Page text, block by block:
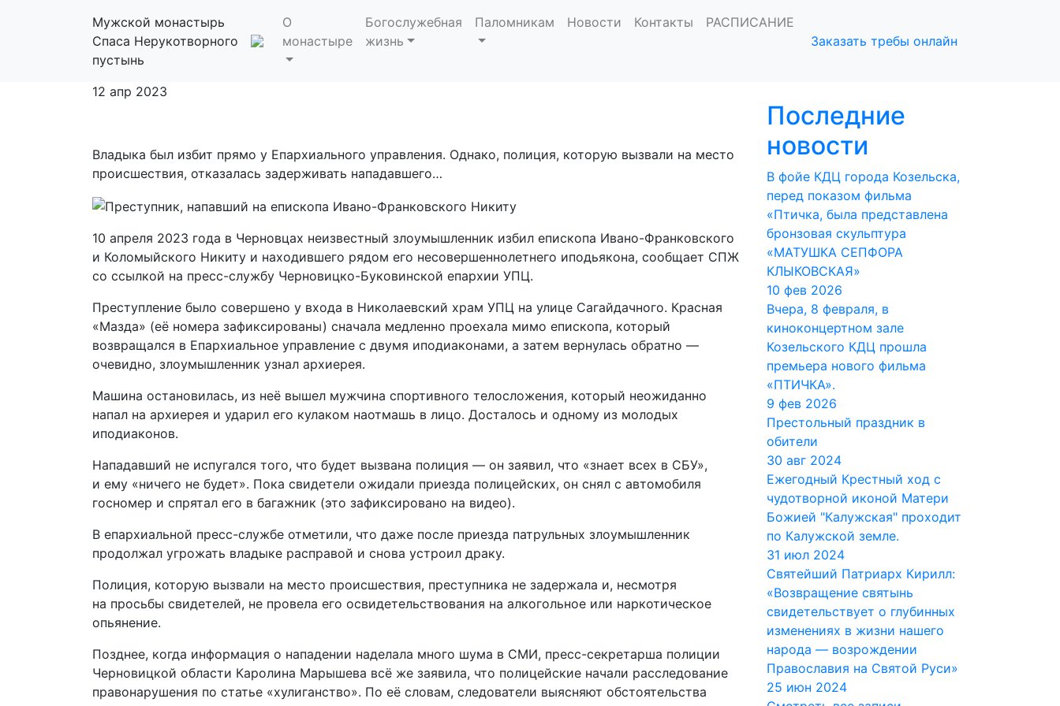
Мужской монастырь
Спаса Нерукотворного
пустынь
О
монастыре
Богослужебная
жизнь
Паломникам Новости Контакты
РАСПИСАНИЕ
Заказать требы онлайн
В Черновцах совершено нападение на епископа
Ивано-Франковского Никиту
12 апр 2023
Владыка был избит прямо у Епархиального управления. Однако, полиция, которую вызвали на место
происшествия, отказалась задерживать нападавшего…
10 апреля 2023 года в Черновцах неизвестный злоумышленник избил епископа Ивано-Франковского
и Коломыйского Никиту и находившего рядом его несовершеннолетнего иподьякона, сообщает СПЖ
со ссылкой на пресс-службу Черновицко-Буковинской епархии УПЦ.
Преступление было совершено у входа в Николаевский храм УПЦ на улице Сагайдачного. Красная
«Мазда» (её номера зафиксированы) сначала медленно проехала мимо епископа, который
возвращался в Епархиальное управление с двумя иподиаконами, а затем вернулась обратно —
очевидно, злоумышленник узнал архиерея.
Машина остановилась, из неё вышел мужчина спортивного телосложения, который неожиданно
напал на архиерея и ударил его кулаком наотмашь в лицо. Досталось и одному из молодых
иподиаконов.
Нападавший не испугался того, что будет вызвана полиция — он заявил, что «знает всех в СБУ»,
и ему «ничего не будет». Пока свидетели ожидали приезда полицейских, он снял с автомобиля
госномер и спрятал его в багажник (это зафиксировано на видео).
В епархиальной пресс-службе отметили, что даже после приезда патрульных злоумышленник
продолжал угрожать владыке расправой и снова устроил драку.
Полиция, которую вызвали на место происшествия, преступника не задержала и, несмотря
на просьбы свидетелей, не провела его освидетельствования на алкогольное или наркотическое
опьянение.
Позднее, когда информация о нападении наделала много шума в СМИ, пресс-секретарша полиции
Черновицкой области Каролина Марышева всё же заявила, что полицейские начали расследование
правонарушения по статье «хулиганство». По её словам, следователи выясняют обстоятельства
Последние
новости
В фойе КДЦ города Козельска,
перед показом фильма
«Птичка, была представлена
бронзовая скульптура
«МАТУШКА СЕПФОРА
КЛЫКОВСКАЯ»
10 фев 2026
Вчера, 8 февраля, в
киноконцертном зале
Козельского КДЦ прошла
премьера нового фильма
«ПТИЧКА».
9 фев 2026
Престольный праздник в
обители
30 авг 2024
Ежегодный Крестный ход с
чудотворной иконой Матери
Божией "Калужская" проходит
по Калужской земле.
31 июл 2024
Святейший Патриарх Кирилл:
«Возвращение святынь
свидетельствует о глубинных
изменениях в жизни нашего
народа — возрождении
Православия на Святой Руси»
25 июн 2024